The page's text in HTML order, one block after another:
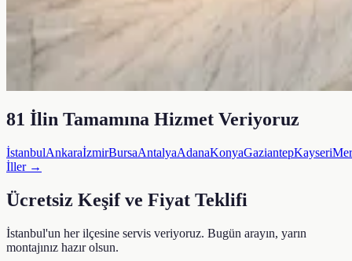
81 İlin Tamamına Hizmet Veriyoruz
İstanbulAnkaraİzmirBursaAntalyaAdanaKonyaGaziantepKayseri
İller →
Ücretsiz Keşif ve Fiyat Teklifi
İstanbul'un her ilçesine servis veriyoruz. Bugün arayın, yarın
montajınız hazır olsun.